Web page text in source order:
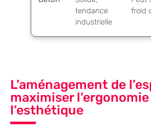
tendance
industrielle
froid
L’aménagement de
maximiser
l’esthétique